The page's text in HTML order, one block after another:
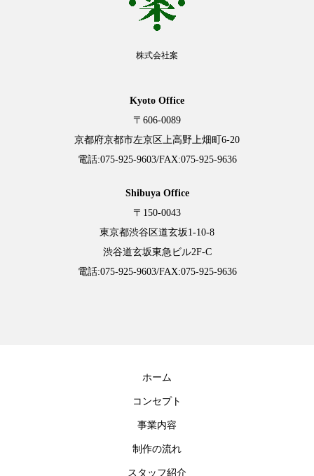
株式会社案
Kyoto Office
〒606-0089
京都府京都市左京区上高野上畑町6-20
電話:075-925-9603/FAX:075-925-9636
Shibuya Office
〒150-0043
東京都渋谷区道玄坂1-10-8
渋谷道玄坂東急ビル2F-C
電話:075-925-9603/FAX:075-925-9636
ホーム
コンセプト
事業内容
制作の流れ
スタッフ紹介